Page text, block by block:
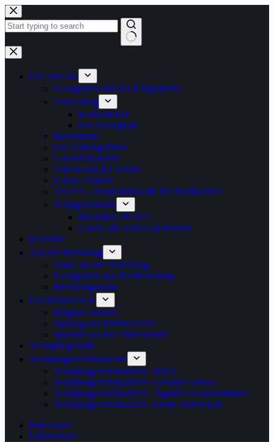
Zum
Inhalt
springen
Keine
Ergebnisse
Das sind wir
Neuigkeiten aus der Kruppstraße
Verwaltung
Kontaktdaten
Das Kollegium
Innenräume
Das Außengelände
Unterrichtszeiten
Videos von der Schule
Unsere Klassen
JeKITS – Kooperation mit der Musikschule
Schulgeschichte
Rückblick 2014/15
Unsere alte Schule in Bildern
Kalender
Aus der Betreuung
TaskCard der Betreuung
Neuigkeiten aus der Betreuung
Betreuungsteam
Der Förderverein
Mitglied werden
Satzung des Fördervereins
Spenden an den Förderverein
Schulpflegschaft
Schulprogrammbausteine
Schulprogrammbaustein: MINT
Schulprogrammbaustein: Gesunde Schule
Schulprogrammbaustein: Digitales Klassenzimmer
Schulprogrammbaustein: Kultur und Schule
Impressum
Datenschutz